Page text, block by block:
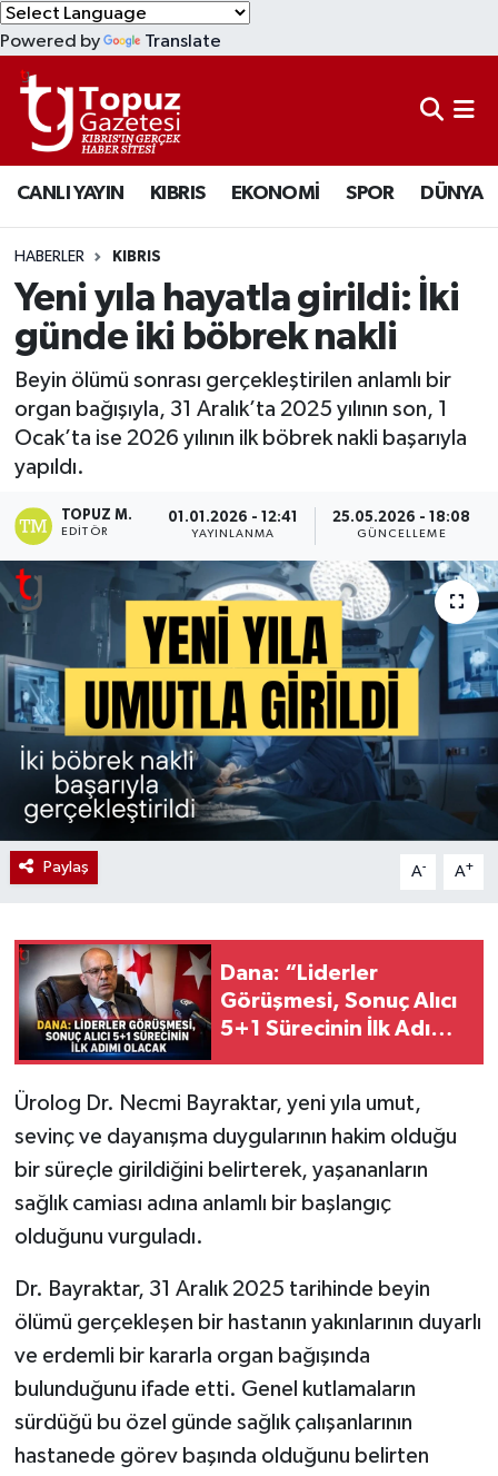
Powered by Translate
CANLI YAYIN KIBRIS EKONOMİ SPOR DÜNYA
HABERLER KIBRIS
Yeni yıla hayatla girildi: İki
günde iki böbrek nakli
Beyin ölümü sonrası gerçekleştirilen anlamlı bir
organ bağışıyla, 31 Aralık’ta 2025 yılının son, 1
Ocak’ta ise 2026 yılının ilk böbrek nakli başarıyla
yapıldı.
TOPUZ M.
EDITÖR
01.01.2026 - 12:41
YAYINLANMA
25.05.2026 - 18:08
GÜNCELLEME
Paylaş A- A+
Dana: “Liderler
Görüşmesi, Sonuç Alıcı
5+1 Sürecinin İlk Adımı
Ürolog Dr. Necmi Bayraktar, yeni yıla umut,
sevinç ve dayanışma duygularının hakim olduğu
bir süreçle girildiğini belirterek, yaşananların
sağlık camiası adına anlamlı bir başlangıç
olduğunu vurguladı.
Dr. Bayraktar, 31 Aralık 2025 tarihinde beyin
ölümü gerçekleşen bir hastanın yakınlarının duyarlı
ve erdemli bir kararla organ bağışında
bulunduğunu ifade etti. Genel kutlamaların
sürdüğü bu özel günde sağlık çalışanlarının
hastanede görev başında olduğunu belirten
KIBRIS
DÜNYA
EKONOMİ
MAGAZİN
SAĞLIK
SPOR
TEKNOLOJİ
Lefkoşa Nöbetçi Eczaneler
Lefkoşa Hava Durumu
Lefkoşa Trafik Yoğunluk Haritası
Süper Lig Puan Durumu ve Fikstür
Tüm Manşetler
Son Dakika Haberleri
Haber Arşivi